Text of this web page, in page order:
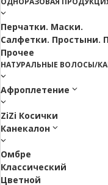
Перчатки. Маски.
Салфетки. Простыни.
Прочее
НАТУРАЛЬНЫЕ ВОЛОСЫ/
Афроплетение
ZiZi Косички
Канекалон
Омбре
Классический
Цветной